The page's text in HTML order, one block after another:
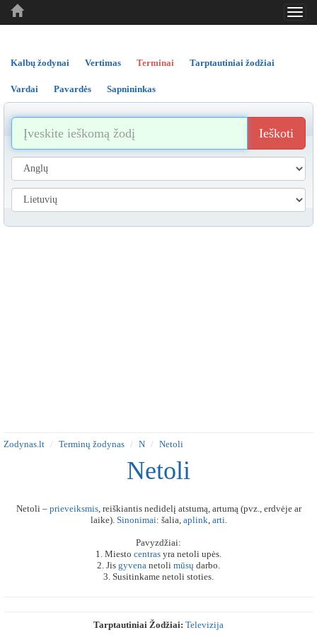
..
..
Kalbų žodynai Vertimas Terminai Tarptautiniai žodžiai
Vardai Pavardės Sapnininkas
Ieškoti
Zodynas.lt Terminų žodynas N Netoli
Netoli
Netoli – prieveiksmis, reiškiantis nedidelį atstumą, artumą (pvz., erdvėje ar
laike). Sinonimai: šalia, aplink, arti.
Pavyzdžiai:
1. Miesto centras yra netoli upės.
2. Jis gyvena netoli mūsų darbo.
3. Susitinkame netoli stoties.
Tarptautiniai Žodžiai: Televizija